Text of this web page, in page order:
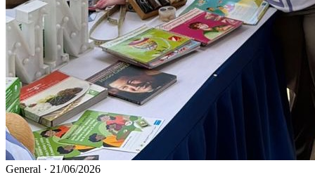
General · 21/06/2026